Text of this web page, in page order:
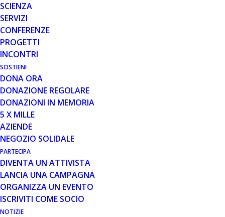
SCIENZA
SERVIZI
CONFERENZE
PROGETTI
INCONTRI
SOSTIENI
DONA ORA
DONAZIONE REGOLARE
DONAZIONI IN MEMORIA
5 X MILLE
AZIENDE
NEGOZIO SOLIDALE
PARTECIPA
DIVENTA UN ATTIVISTA
LANCIA UNA CAMPAGNA
ORGANIZZA UN EVENTO
ISCRIVITI COME SOCIO
NOTIZIE
NOTIZIE, RELAZIONI ISTITUZIONALI
20 MAG 2025
PARENT PROJECT A 104 – THE
CAREGIVING EXPO